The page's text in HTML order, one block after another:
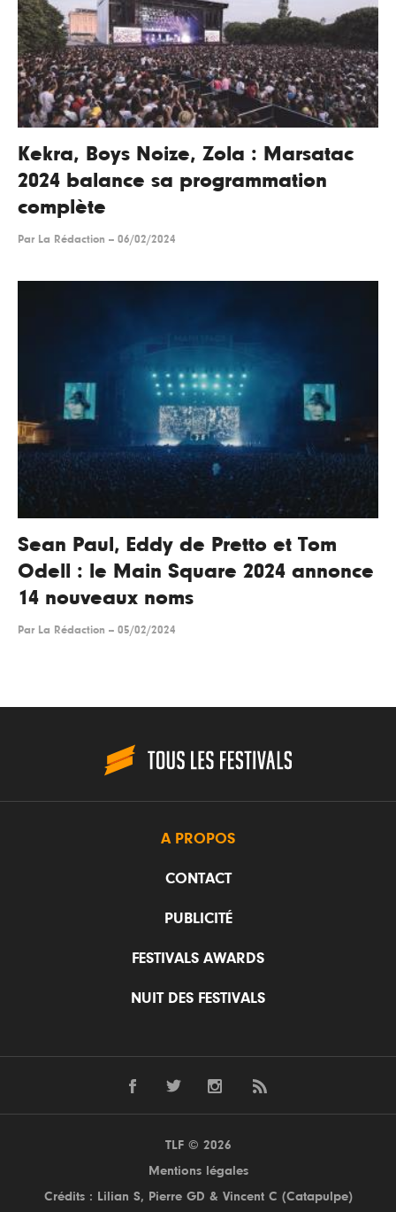
Kekra, Boys Noize, Zola : Marsatac
2024 balance sa programmation
complète
Par La Rédaction -- 06/02/2024
Sean Paul, Eddy de Pretto et Tom
Odell : le Main Square 2024 annonce
14 nouveaux noms
Par La Rédaction -- 05/02/2024
A PROPOS
CONTACT
PUBLICITÉ
FESTIVALS AWARDS
NUIT DES FESTIVALS
TLF © 2026
Mentions légales
Crédits : Lilian S, Pierre GD & Vincent C (Catapulpe)